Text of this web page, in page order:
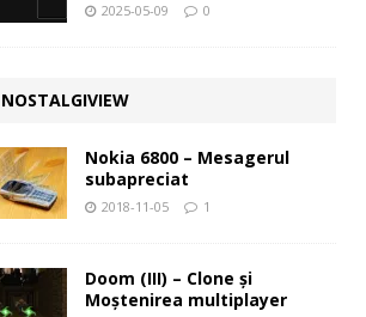
2025-05-09 0
NOSTALGIVIEW
Nokia 6800 – Mesagerul
subapreciat
2018-11-05 1
Doom (III) – Clone şi
Moştenirea multiplayer